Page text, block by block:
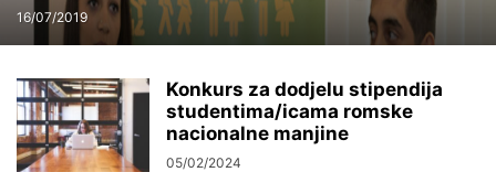
16/07/2019
Konkurs za dodjelu stipendija
studentima/icama romske
nacionalne manjine
05/02/2024